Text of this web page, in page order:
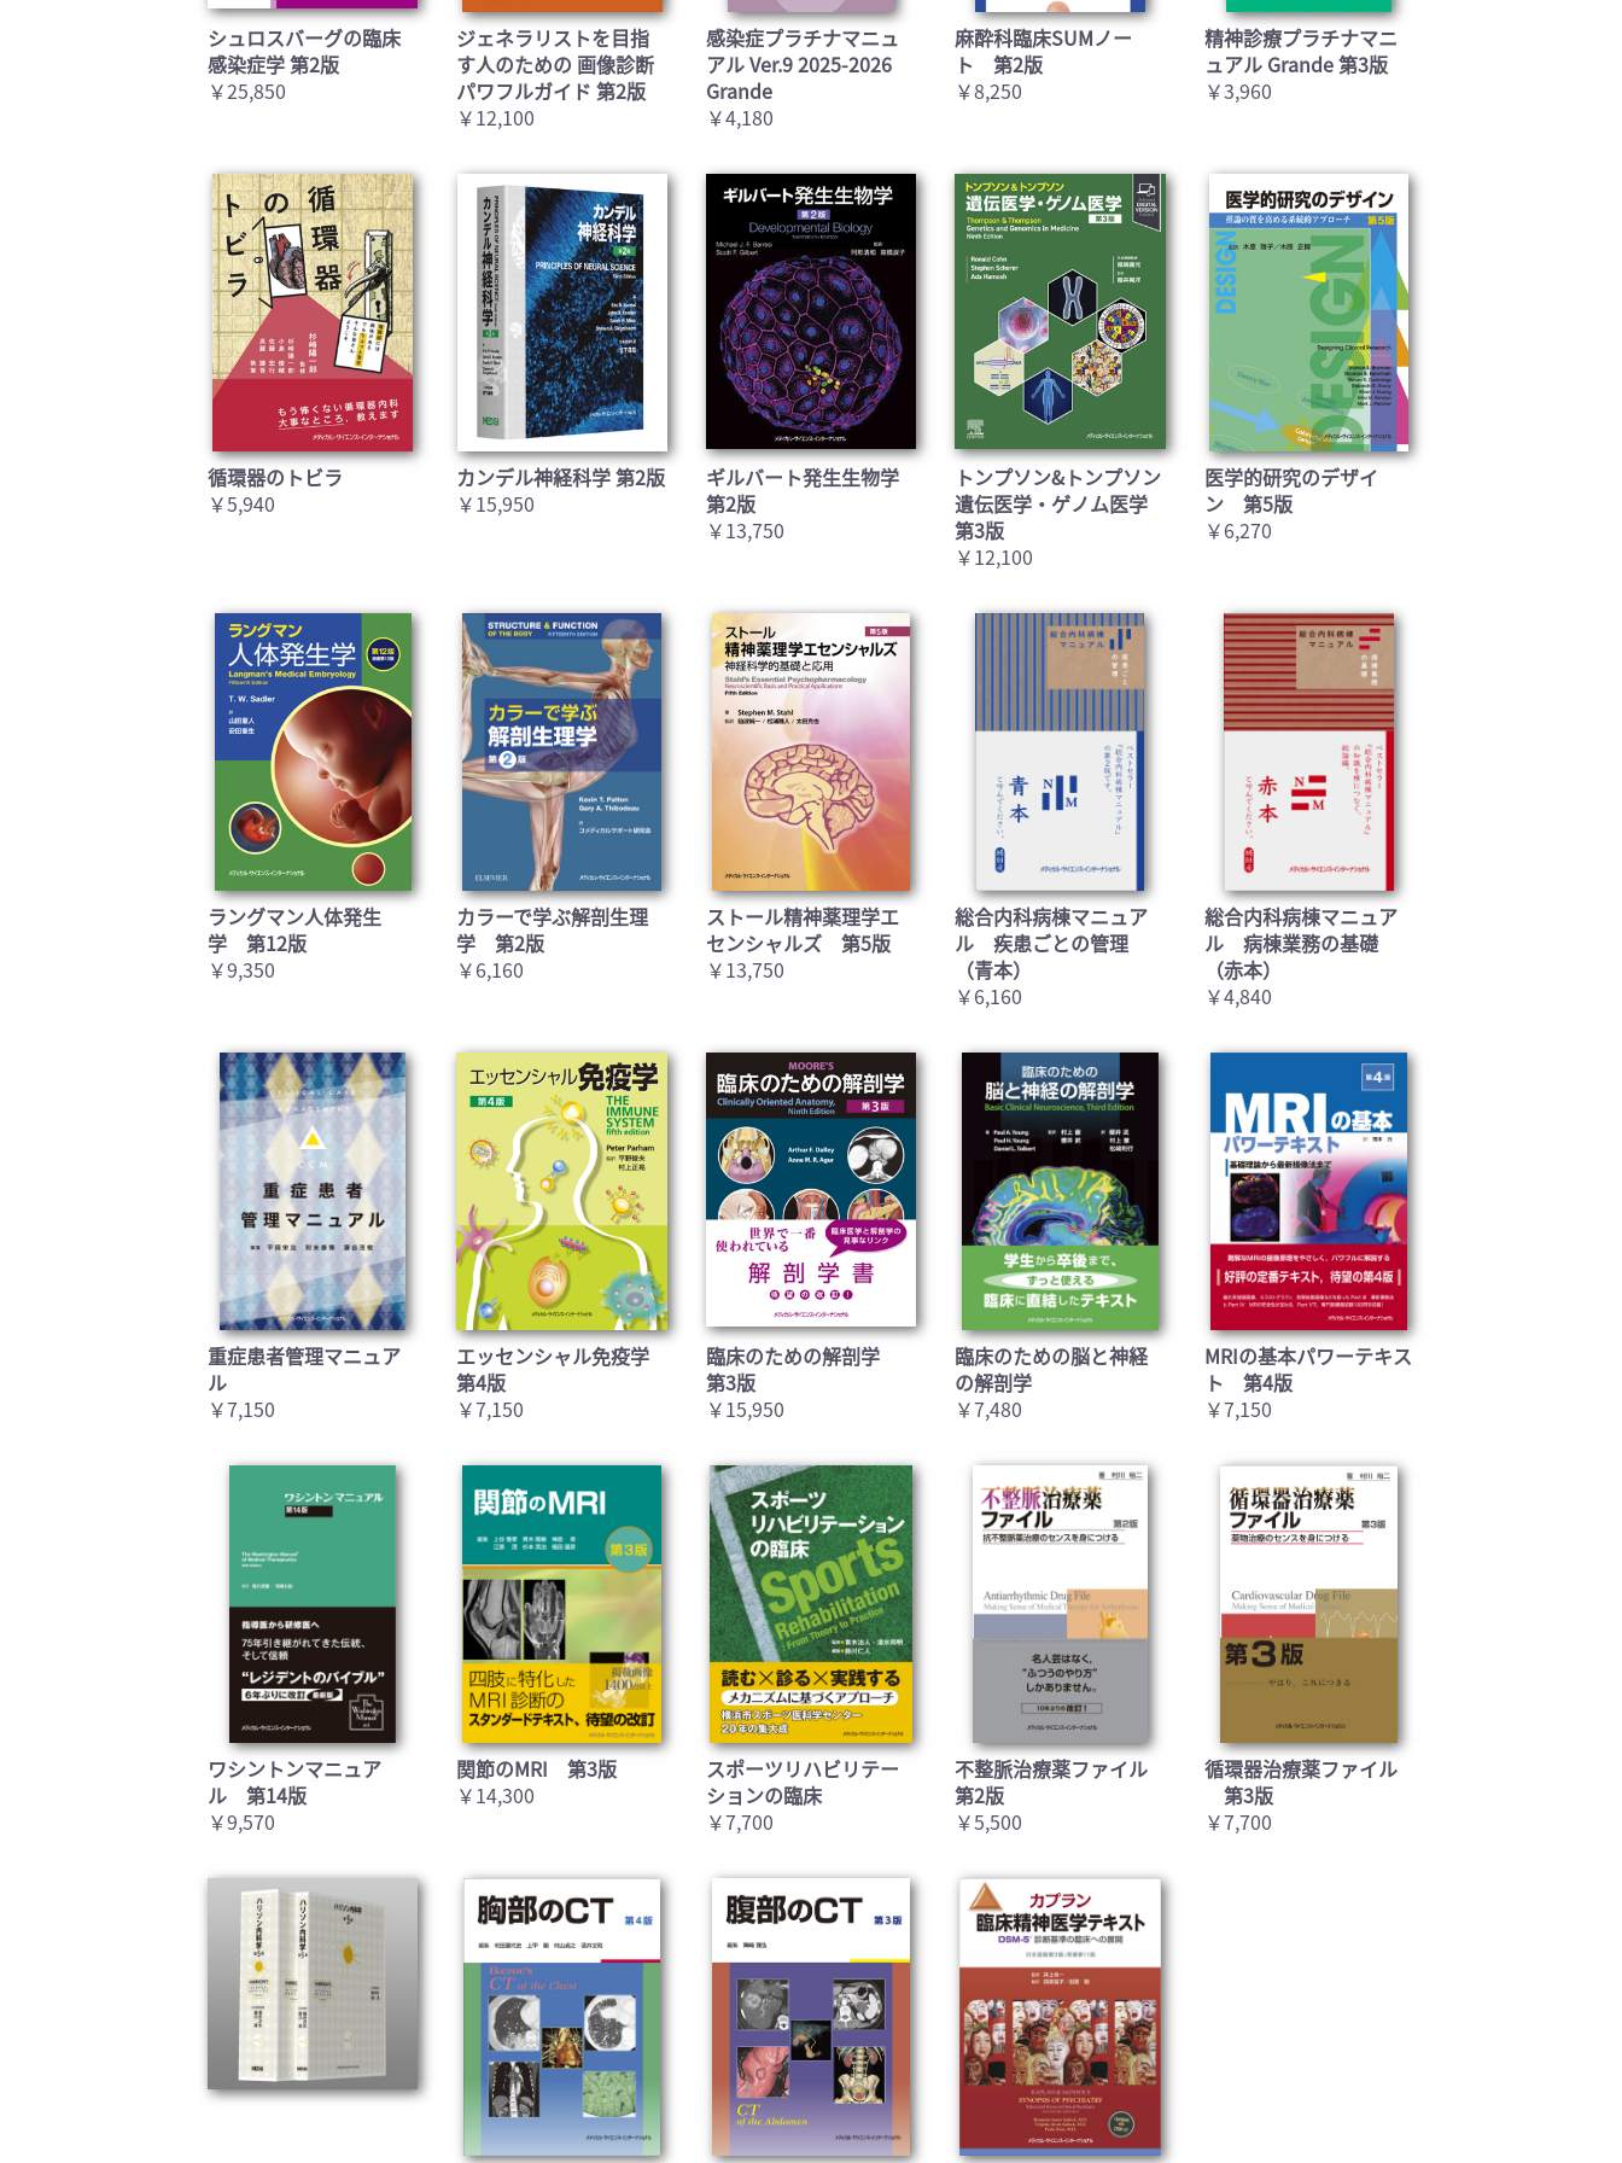
シュロスバーグの臨床
感染症学 第2版
￥25,850
ジェネラリストを目指
す人のための 画像診断
パワフルガイド 第2版
￥12,100
感染症プラチナマニュ
アル Ver.9 2025-2026
Grande
￥4,180
麻酔科臨床SUMノー
ト 第2版
￥8,250
精神診療プラチナマニ
ュアル Grande 第3版
￥3,960
循環器のトビラ
￥5,940
カンデル神経科学 第2版
￥15,950
ギルバート発生生物学
第2版
￥13,750
トンプソン&トンプソン
遺伝医学・ゲノム医学
第3版
￥12,100
医学的研究のデザイ
ン 第5版
￥6,270
ラングマン人体発生
学 第12版
￥9,350
カラーで学ぶ解剖生理
学 第2版
￥6,160
ストール精神薬理学エ
センシャルズ 第5版
￥13,750
総合内科病棟マニュア
ル 疾患ごとの管理
（青本）
￥6,160
総合内科病棟マニュア
ル 病棟業務の基礎
（赤本）
￥4,840
重症患者管理マニュア
ル
￥7,150
エッセンシャル免疫学
第4版
￥7,150
臨床のための解剖学
第3版
￥15,950
臨床のための脳と神経
の解剖学
￥7,480
MRIの基本パワーテキス
ト 第4版
￥7,150
ワシントンマニュア
ル 第14版
￥9,570
関節のMRI 第3版
￥14,300
スポーツリハビリテー
ションの臨床
￥7,700
不整脈治療薬ファイル
第2版
￥5,500
循環器治療薬ファイル
第3版
￥7,700